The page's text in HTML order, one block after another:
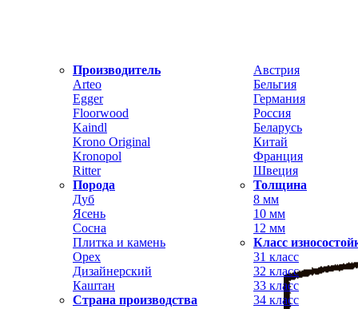
Производитель
Arteo
Egger
Floorwood
Kaindl
Krono Original
Kronopol
Ritter
Порода
Дуб
Ясень
Сосна
Плитка и камень
Орех
Дизайнерский
Каштан
Страна производства
Австрия
Бельгия
Германия
Россия
Беларусь
Китай
Франция
Швеция
Толщина
8 мм
10 мм
12 мм
Класс
31 класс
32 класс
33 класс
34 класс